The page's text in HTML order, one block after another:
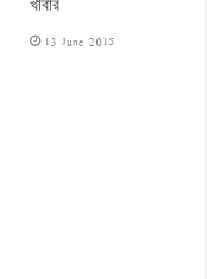
খাবার
13 June 2015